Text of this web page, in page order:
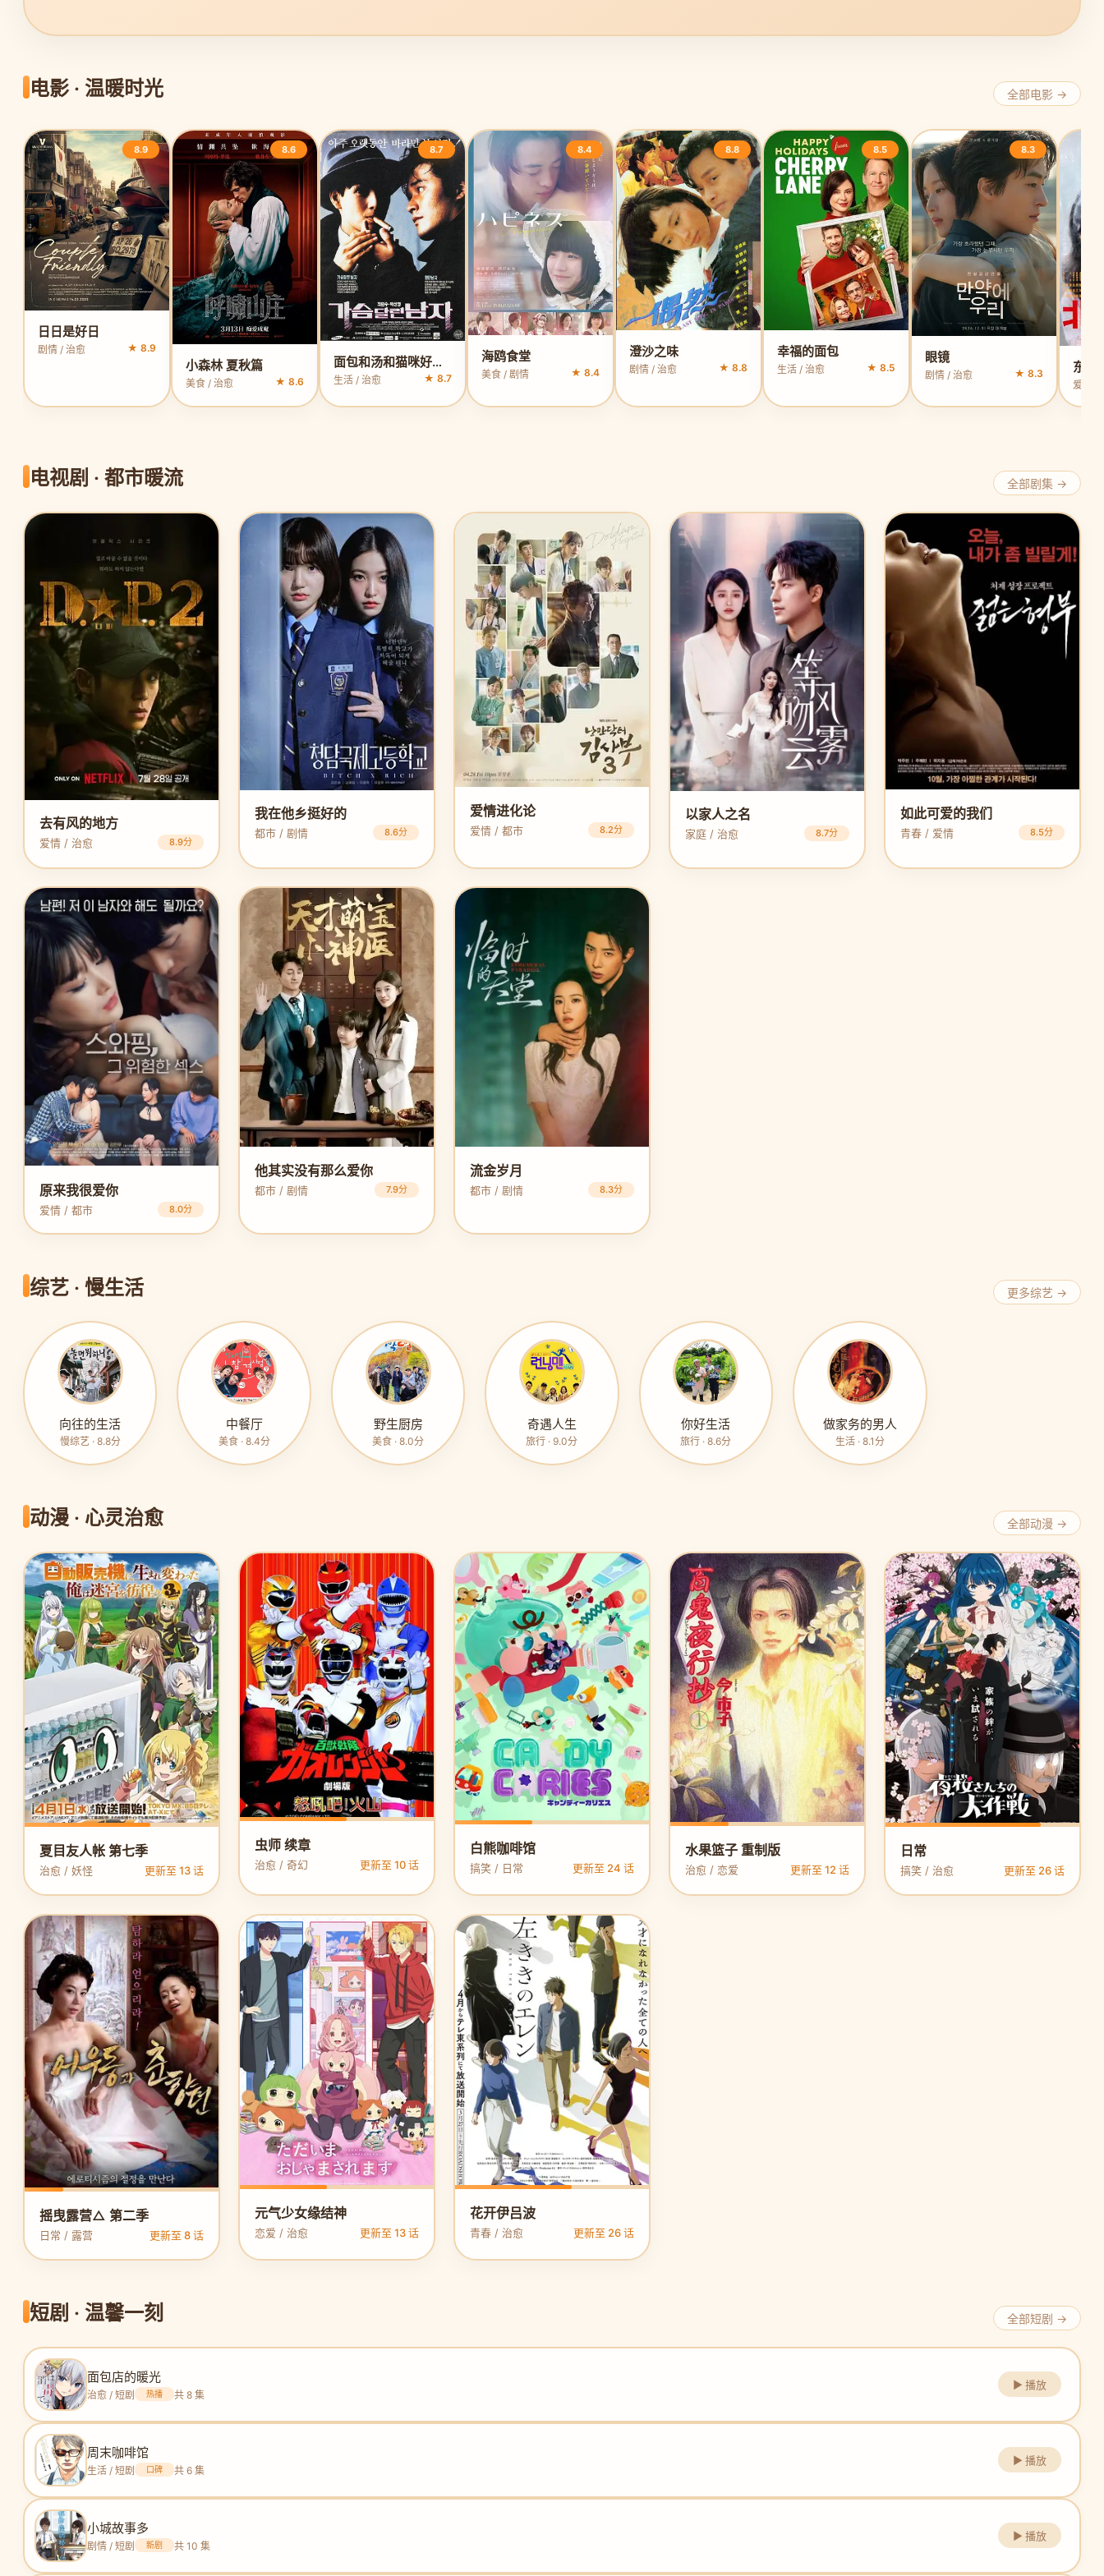
电影 · 温暖时光 全部电影 →
8.9
日日是好日
剧情 / 治愈 ★ 8.9
8.6
小森林 夏秋篇
美食 / 治愈 ★ 8.6
8.7
面包和汤和猫咪好天气
生活 / 治愈 ★ 8.7
8.4
海鸥食堂
美食 / 剧情 ★ 8.4
8.8
澄沙之味
剧情 / 治愈 ★ 8.8
8.5
幸福的面包
生活 / 治愈 ★ 8.5
8.3
眼镜
剧情 / 治愈 ★ 8.3 东京
爱情 /
电视剧 · 都市暖流 全部剧集 →
去有风的地方
爱情 / 治愈 8.9分
我在他乡挺好的
都市 / 剧情 8.6分
爱情进化论
爱情 / 都市 8.2分
以家人之名
家庭 / 治愈 8.7分
如此可爱的我们
青春 / 爱情 8.5分
原来我很爱你
爱情 / 都市 8.0分
他其实没有那么爱你
都市 / 剧情 7.9分
流金岁月
都市 / 剧情 8.3分
综艺 · 慢生活 更多综艺 →
向往的生活
慢综艺 · 8.8分
中餐厅
美食 · 8.4分
野生厨房
美食 · 8.0分
奇遇人生
旅行 · 9.0分
你好生活
旅行 · 8.6分
做家务的男人
生活 · 8.1分
动漫 · 心灵治愈 全部动漫 →
夏目友人帐 第七季
治愈 / 妖怪 更新至 13 话
虫师 续章
治愈 / 奇幻 更新至 10 话
白熊咖啡馆
搞笑 / 日常 更新至 24 话
水果篮子 重制版
治愈 / 恋爱 更新至 12 话
日常
搞笑 / 治愈 更新至 26 话
摇曳露营△ 第二季
日常 / 露营 更新至 8 话
元气少女缘结神
恋爱 / 治愈 更新至 13 话
花开伊吕波
青春 / 治愈 更新至 26 话
短剧 · 温馨一刻 全部短剧 →
面包店的暖光
治愈 / 短剧 热播 共 8 集
▶ 播放
周末咖啡馆
生活 / 短剧 口碑 共 6 集
▶ 播放
小城故事多
剧情 / 短剧 新剧 共 10 集
▶ 播放